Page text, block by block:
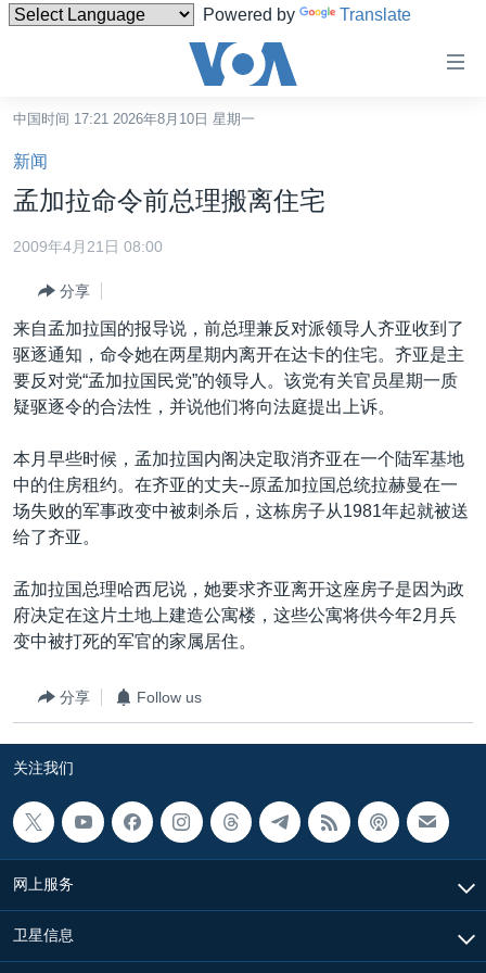
Powered by Translate
碍
链
接
跳
转
跳
转
到
转
到
索
港澳
国际
最新国际新闻
印太
中东
欧洲
非洲
全球议题
分类新闻
经济·金融·贸易
人权·法律·宗教
科教·文娱·体健
军事
环境
美中关系
热点专题
白宫要闻
国会报道
美国建国250周年
埃博拉疫情
美国之音专访
重要讲话与声明
台海两岸关系
南中国海争端
关注西藏
关注新疆
GEN Z 看美国
VOA视频
VOA今日焦点
关注我们
其他语言网站
中国时间 17:21 2026年8月10日 星期一
新闻
孟加拉命令前总理搬离住宅
2009年4月21日 08:00
分享
来自孟加拉国的报导说，前总理兼反对派领导人齐亚收到了
驱逐通知，命令她在两星期内离开在达卡的住宅。齐亚是主
要反对党“孟加拉国民党”的领导人。该党有关官员星期一质
疑驱逐令的合法性，并说他们将向法庭提出上诉。
本月早些时候，孟加拉国内阁决定取消齐亚在一个陆军基地
中的住房租约。在齐亚的丈夫--原孟加拉国总统拉赫曼在一
场失败的军事政变中被刺杀后，这栋房子从1981年起就被送
给了齐亚。
孟加拉国总理哈西尼说，她要求齐亚离开这座房子是因为政
府决定在这片土地上建造公寓楼，这些公寓将供今年2月兵
变中被打死的军官的家属居住。
分享 Follow us
关注我们
网上服务
卫星信息